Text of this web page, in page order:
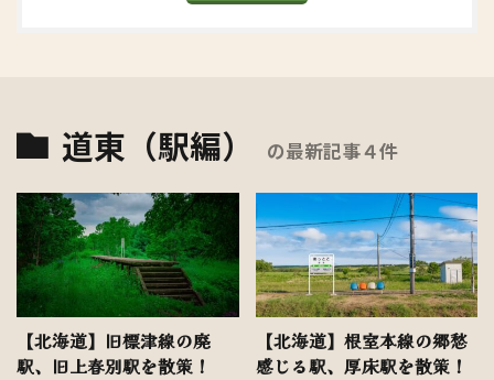
道東（駅編） の最新記事４件
【北海道】旧標津線の廃
駅、旧上春別駅を散策！
【北海道】根室本線の郷愁
感じる駅、厚床駅を散策！